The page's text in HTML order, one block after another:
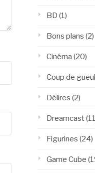
BD (1)
Bons plans (2)
Cinéma (20)
Coup de
Délires (2)
Dreamcast
Figurines (24)
Game Cube